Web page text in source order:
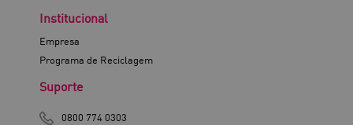
Institucional
Empresa
Programa de Reciclagem
Suporte
0800 774 0303